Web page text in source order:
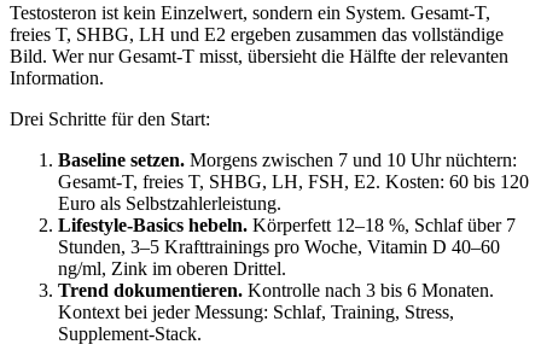
Testosteron ist kein Einzelwert, sondern ein System. Gesamt-T,
freies T, SHBG, LH und E2 ergeben zusammen das vollständige
Bild. Wer nur Gesamt-T misst, übersieht die Hälfte der relevanten
Information.
Drei Schritte für den Start:
Baseline setzen. Morgens zwischen 7 und 10 Uhr nüchtern:
Gesamt-T, freies T, SHBG, LH, FSH, E2. Kosten: 60 bis 120
Euro als Selbstzahlerleistung.
Lifestyle-Basics hebeln. Körperfett 12–18 %, Schlaf über 7
Stunden, 3–5 Krafttrainings pro Woche, Vitamin D 40–60
ng/ml, Zink im oberen Drittel.
Trend dokumentieren. Kontrolle nach 3 bis 6 Monaten.
Kontext bei jeder Messung: Schlaf, Training, Stress,
Supplement-Stack.